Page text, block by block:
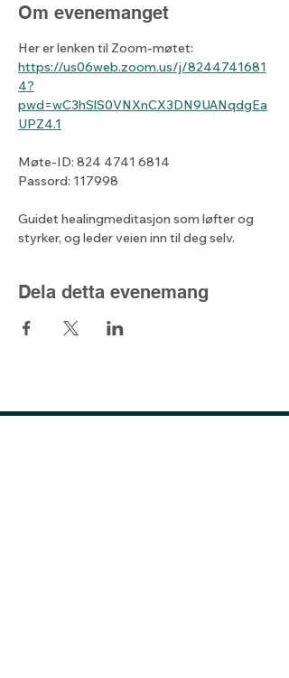
Om evenemanget
Her er lenken til Zoom-møtet:
https://us06web.zoom.us/j/8244741681
4?
pwd=wC3hSlS0VNXnCX3DN9UANqdgEa
UPZ4.1
Møte-ID: 824 4741 6814
Passord: 117998
Guidet healingmeditasjon som løfter og
styrker, og leder veien inn til deg selv.
Dela detta evenemang